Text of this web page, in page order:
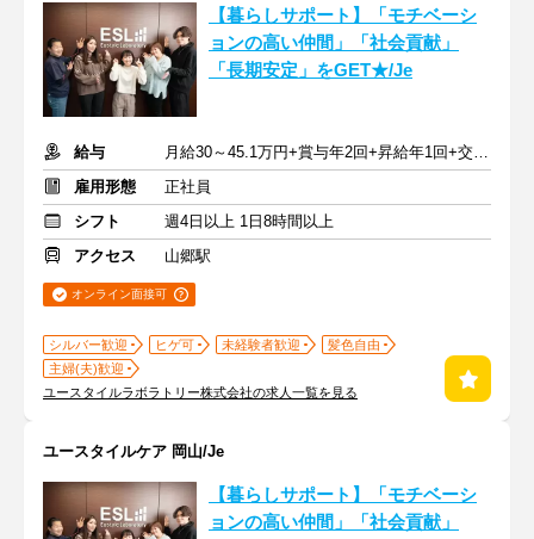
【暮らしサポート】「モチベーシ
ョンの高い仲間」「社会貢献」
「長期安定」をGET★/Je
給与
月給30～45.1万円+賞与年2回+昇給年1回+交通費全額
雇用形態
正社員
シフト
週4日以上 1日8時間以上
アクセス
山郷駅
オンライン面接可
シルバー歓迎 ヒゲ可 未経験者歓迎
髪色自由
主婦(夫)歓迎
ユースタイルラボラトリー株式会社の求人一覧を見る
ユースタイルケア 岡山/Je
【暮らしサポート】「モチベーシ
ョンの高い仲間」「社会貢献」